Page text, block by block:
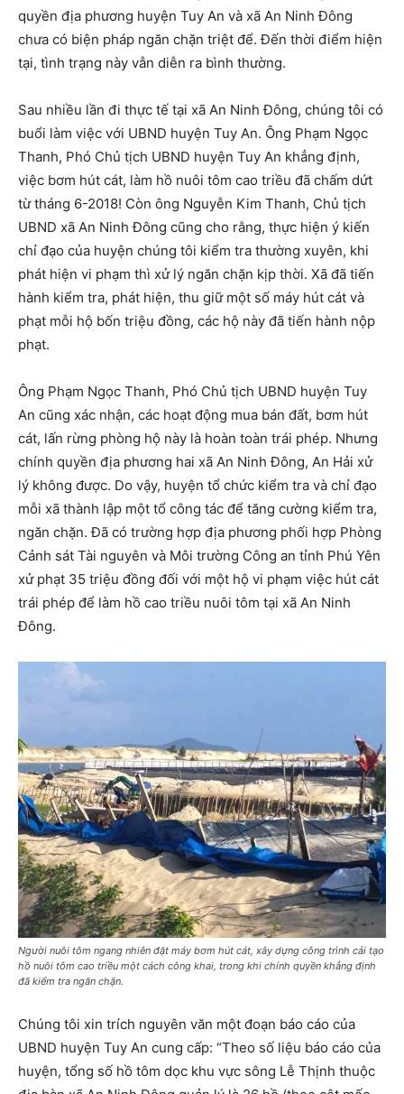
quyền địa phương huyện Tuy An và xã An Ninh Đông
chưa có biện pháp ngăn chặn triệt để. Đến thời điểm hiện
tại, tình trạng này vẫn diễn ra bình thường.
Sau nhiều lần đi thực tế tại xã An Ninh Đông, chúng tôi có
buổi làm việc với UBND huyện Tuy An. Ông Phạm Ngọc
Thanh, Phó Chủ tịch UBND huyện Tuy An khẳng định,
việc bơm hút cát, làm hồ nuôi tôm cao triều đã chấm dứt
từ tháng 6-2018! Còn ông Nguyễn Kim Thanh, Chủ tịch
UBND xã An Ninh Đông cũng cho rằng, thực hiện ý kiến
chỉ đạo của huyện chúng tôi kiểm tra thường xuyên, khi
phát hiện vi phạm thì xử lý ngăn chặn kịp thời. Xã đã tiến
hành kiểm tra, phát hiện, thu giữ một số máy hút cát và
phạt mỗi hộ bốn triệu đồng, các hộ này đã tiến hành nộp
phạt.
Ông Phạm Ngọc Thanh, Phó Chủ tịch UBND huyện Tuy
An cũng xác nhận, các hoạt động mua bán đất, bơm hút
cát, lấn rừng phòng hộ này là hoàn toàn trái phép. Nhưng
chính quyền địa phương hai xã An Ninh Đông, An Hải xử
lý không được. Do vậy, huyện tổ chức kiểm tra và chỉ đạo
mỗi xã thành lập một tổ công tác để tăng cường kiểm tra,
ngăn chặn. Đã có trường hợp địa phương phối hợp Phòng
Cảnh sát Tài nguyên và Môi trường Công an tỉnh Phú Yên
xử phạt 35 triệu đồng đối với một hộ vi phạm việc hút cát
trái phép để làm hồ cao triều nuôi tôm tại xã An Ninh
Đông.
Người nuôi tôm ngang nhiên đặt máy bơm hút cát, xây dựng công trình cải tạo
hồ nuôi tôm cao triều một cách công khai, trong khi chính quyền khẳng định
đã kiểm tra ngăn chặn.
Chúng tôi xin trích nguyên văn một đoạn báo cáo của
UBND huyện Tuy An cung cấp: “Theo số liệu báo cáo của
huyện, tổng số hồ tôm dọc khu vực sông Lễ Thịnh thuộc